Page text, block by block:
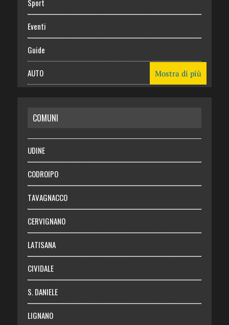
Sport
Eventi
Guide
AUTO
RISPARMIO
SALUTE
Necrologie
Chi siamo
Abbonati
Login
Mostra di più
COMUNI
UDINE
CODROIPO
TAVAGNACCO
CERVIGNANO
LATISANA
CIVIDALE
S. DANIELE
LIGNANO